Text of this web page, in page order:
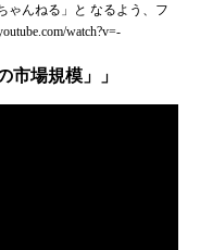
ゃんねる」と なるよう、フ
watch?v=-
市場規模」」